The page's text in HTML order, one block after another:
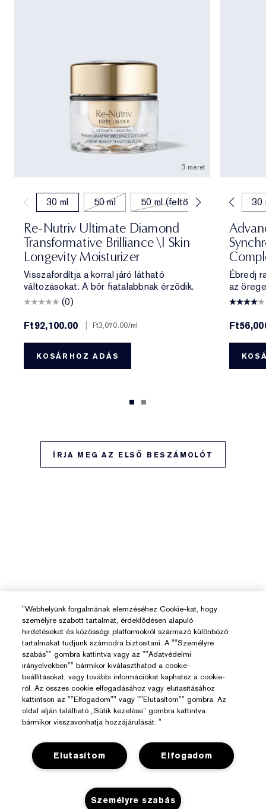
3 méret
30 ml 50 ml 50 ml (feltöltés)
Re-Nutriv Ultimate Diamond
Transformative Brilliance \| Skin
Longevity Moisturizer
Visszafordítja a korral járó látható
változásokat. A bőr fiatalabbnak érződik.
(0)
Ft92,100.00
Ft3,070.00/ml
KOSÁRHOZ ADÁS
7 ml 15 ml 30
Ébredj
az
ÍRJA MEG AZ ELSŐ BESZÁMOLÓT
Segítségre Van Szükséged?
"Webhelyünk forgalmának elemzéséhez Cookie-kat, hogy
személyre szabott tartalmat, érdeklődésen alapuló
hirdetéseket és közösségi platformokról származó különböző
tartalmakat tudjunk számodra biztosítani. A ""Személyre
szabás"" gombra kattintva vagy az ""Adatvédelmi
irányelvekben"" bármikor kiválaszthatod a cookie-
beállításokat, vagy további információkat kaphatsz a cookie-
ról. Az összes cookie elfogadásához vagy elutasításához
kattintson az ""Elfogadom"" vagy ""Elutasítom"" gombra. Az
oldal alján található „Sütik kezelése” gombra kattintva
bármikor visszavonhatja hozzájárulását. "
Elfogadom
Elutasítom
Személyre szabás